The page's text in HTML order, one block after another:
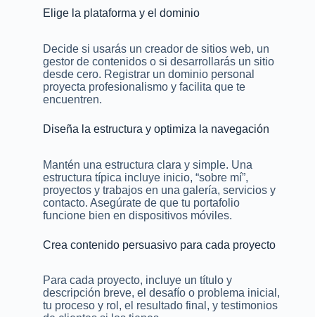
Elige la plataforma y el dominio
Decide si usarás un creador de sitios web, un
gestor de contenidos o si desarrollarás un sitio
desde cero. Registrar un dominio personal
proyecta profesionalismo y facilita que te
encuentren.
Diseña la estructura y optimiza la navegación
Mantén una estructura clara y simple. Una
estructura típica incluye inicio, “sobre mí”,
proyectos y trabajos en una galería, servicios y
contacto. Asegúrate de que tu portafolio
funcione bien en dispositivos móviles.
Crea contenido persuasivo para cada proyecto
Para cada proyecto, incluye un título y
descripción breve, el desafío o problema inicial,
tu proceso y rol, el resultado final, y testimonios